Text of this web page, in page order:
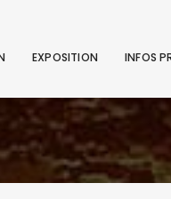
EXPOSITION INFOS